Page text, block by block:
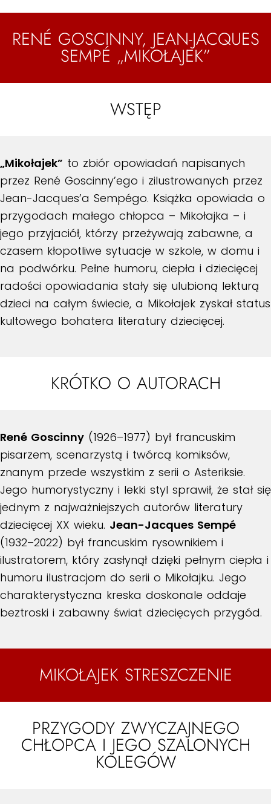
RENÉ GOSCINNY, JEAN-JACQUES
SEMPÉ „MIKOŁAJEK”
WSTĘP
„Mikołajek” to zbiór opowiadań napisanych
przez René Goscinny’ego i zilustrowanych przez
Jean-Jacques’a Sempégo. Książka opowiada o
przygodach małego chłopca – Mikołajka – i
jego przyjaciół, którzy przeżywają zabawne, a
czasem kłopotliwe sytuacje w szkole, w domu i
na podwórku. Pełne humoru, ciepła i dziecięcej
radości opowiadania stały się ulubioną lekturą
dzieci na całym świecie, a Mikołajek zyskał status
kultowego bohatera literatury dziecięcej.
KRÓTKO O AUTORACH
René Goscinny (1926–1977) był francuskim
pisarzem, scenarzystą i twórcą komiksów,
znanym przede wszystkim z serii o Asteriksie.
Jego humorystyczny i lekki styl sprawił, że stał się
jednym z najważniejszych autorów literatury
dziecięcej XX wieku. Jean-Jacques Sempé
(1932–2022) był francuskim rysownikiem i
ilustratorem, który zasłynął dzięki pełnym ciepła i
humoru ilustracjom do serii o Mikołajku. Jego
charakterystyczna kreska doskonale oddaje
beztroski i zabawny świat dziecięcych przygód.
MIKOŁAJEK STRESZCZENIE
PRZYGODY ZWYCZAJNEGO
CHŁOPCA I JEGO SZALONYCH
KOLEGÓW